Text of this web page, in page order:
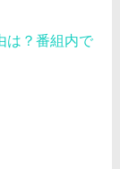
は？番組内で